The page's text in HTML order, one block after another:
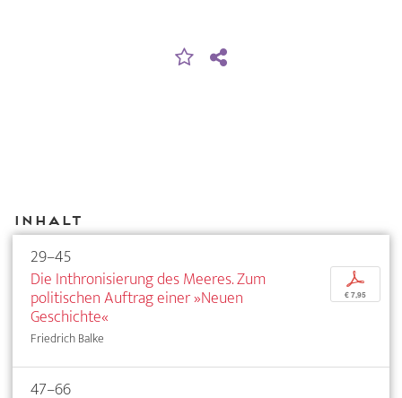
Inhalt
29–45
Die Inthronisierung des Meeres. Zum
politischen Auftrag einer »Neuen
Geschichte«
Friedrich Balke
p
€ 7,95
47–66